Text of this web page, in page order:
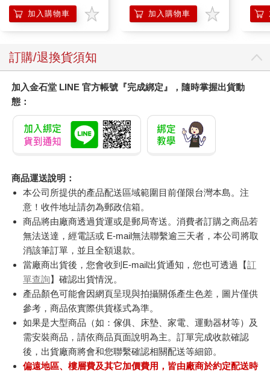
加入購物車 加入購物車
訂購/退換貨須知
加入金石堂 LINE 官方帳號『完成綁定』，隨時掌握出貨動
態：
商品運送說明：
本公司所提供的產品配送區域範圍目前僅限台灣本島。注
意！收件地址請勿為郵政信箱。
商品將由廠商透過貨運或是郵局寄送。消費者訂購之商品若
無法送達，經電話或 E-mail無法聯繫逾三天者，本公司將取
消該筆訂單，並且全額退款。
當廠商出貨後，您會收到E-mail出貨通知，您也可透過【訂
單查詢】確認出貨情況。
產品顏色可能會因網頁呈現與拍攝關係產生色差，圖片僅供
參考，商品依實際供貨樣式為準。
如果是大型商品（如：傢俱、床墊、家電、運動器材等）及
需安裝商品，請依商品頁面說明為主。訂單完成收款確認
後，出貨廠商將會和您聯繫確認相關配送等細節。
偏遠地區、樓層費及其它加價費用，皆由廠商於約定配送時